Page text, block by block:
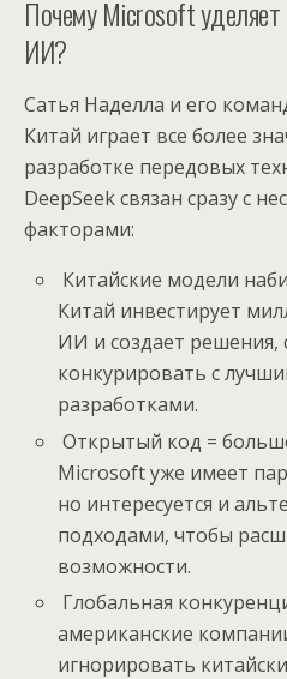
Почему Microsoft уделяет
ИИ?
Сатья Наделла и его
Китай играет все более
разработке передовых
DeepSeek связан сразу с
факторами:
Китайские модели
Китай инвестирует
ИИ и создает решения,
конкурировать с
разработками.
Открытый код =
Microsoft уже имеет
но интересуется и
подходами, чтобы
возможности.
Глобальная
американские
игнорировать